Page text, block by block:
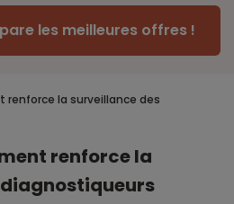
les meilleures offres !
renforce la surveillance des
renforce la